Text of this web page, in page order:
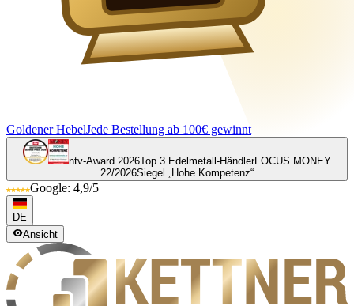
Goldener HebelJede Bestellung ab 100€ gewinnt
ntv-Award 2026Top 3 Edelmetall-HändlerFOCUS MONEY
22/2026Siegel „Hohe Kompetenz“
Google: 4,9/5
DE
Ansicht